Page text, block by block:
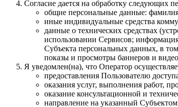
Согласие дается на обработку следующих
общие персональные данные:
иные индивидуальные средства
данные о технических средствах
использовании Сервисов;
Субъекта персональных данных, в
показы и просмотры баннеров и
Я уведомлен(на), что Оператор
предоставления Пользователю
оказания услуг, выполнения работ,
оказание консультационной и
направление на указанный